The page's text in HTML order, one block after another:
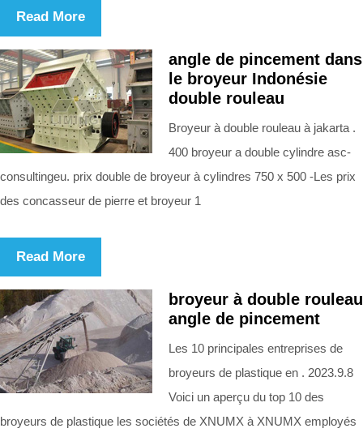
Read More
angle de pincement dans
le broyeur Indonésie
double rouleau
Broyeur à double rouleau à jakarta .
400 broyeur a double cylindre asc-
consultingeu. prix double de broyeur à cylindres 750 x 500 -Les prix
des concasseur de pierre et broyeur 1
Read More
broyeur à double rouleau
angle de pincement
Les 10 principales entreprises de
broyeurs de plastique en . 2023.9.8
Voici un aperçu du top 10 des
broyeurs de plastique les sociétés de XNUMX à XNUMX employés